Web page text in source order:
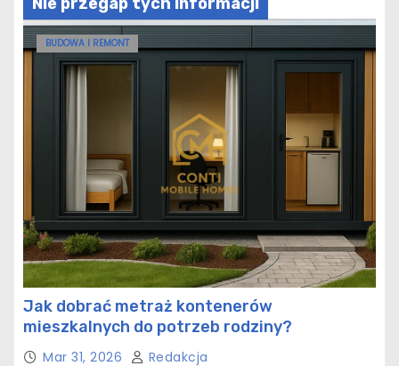
BUDOWA I REMONT
Jak dobrać metraż kontenerów
mieszkalnych do potrzeb rodziny?
Mar 31, 2026 Redakcja